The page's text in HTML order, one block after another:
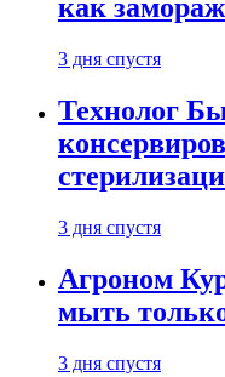
как
3 дня спустя
Технолог
3 дня спустя
Агроном
мыть
3 дня спустя